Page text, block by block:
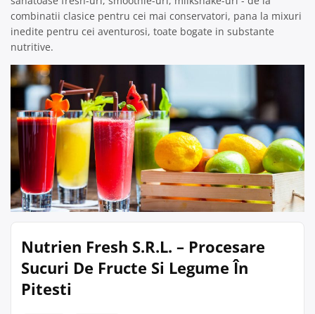
combinatii clasice pentru cei mai conservatori, pana la mixuri
inedite pentru cei aventurosi, toate bogate in substante
nutritive.
Nutrien Fresh S.R.L. – Procesare
Sucuri De Fructe Si Legume În
Pitesti